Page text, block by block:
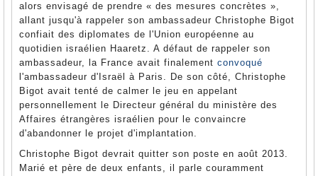
alors envisagé de prendre « des mesures concrètes »,
allant jusqu'à rappeler son ambassadeur Christophe Bigot
confiait des diplomates de l'Union européenne au
quotidien israélien Haaretz. A défaut de rappeler son
ambassadeur, la France avait finalement convoqué
l'ambassadeur d'Israël à Paris. De son côté, Christophe
Bigot avait tenté de calmer le jeu en appelant
personnellement le Directeur général du ministère des
Affaires étrangères israélien pour le convaincre
d'abandonner le projet d'implantation.
Christophe Bigot devrait quitter son poste en août 2013.
Marié et père de deux enfants, il parle couramment